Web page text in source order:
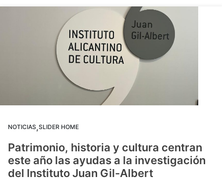
NOTICIAS,SLIDER HOME
Patrimonio, historia y cultura centran
este año las ayudas a la investigación
del Instituto Juan Gil-Albert